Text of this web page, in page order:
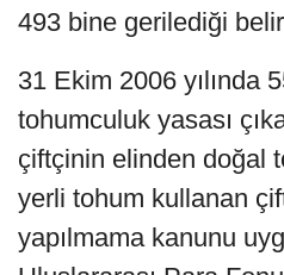
493 bine gerilediği
31 Ekim 2006 yılında
tohumculuk yasası
çiftçinin elinden doğal
yerli tohum kullanan
yapılmama kanunu